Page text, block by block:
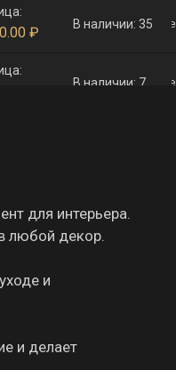
₽
В наличии: 35
в корзине
В наличии: 7в корзине
₽
для интерьера.
любой декор.
и
и делает